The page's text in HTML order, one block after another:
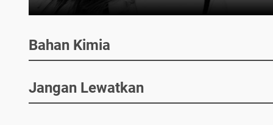
Bahan Kimia
Jangan Lewatkan